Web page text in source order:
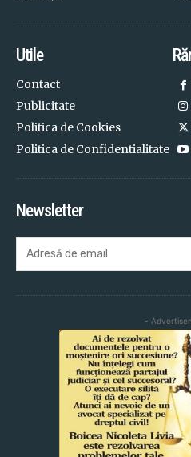
Utile
Contact
Publicitate
Politica de Cookies
Politica de Confidentialitate
Newsletter
-